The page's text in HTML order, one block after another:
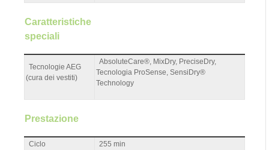
Caratteristiche
speciali
Tecnologie AEG
(cura dei vestiti)
AbsoluteCare®, MixDry, PreciseDry,
Tecnologia ProSense, SensiDry®
Technology
Prestazione
Ciclo 255 min